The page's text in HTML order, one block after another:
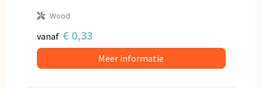
Wood
vanaf € 0,33
Meer informatie